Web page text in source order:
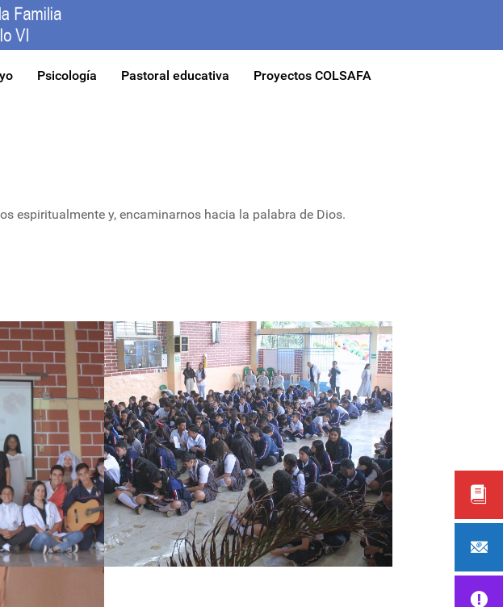
Psicología Pastoral educativa Proyectos COLSAFA
espiritualmente y, encaminarnos hacia la palabra de Dios.